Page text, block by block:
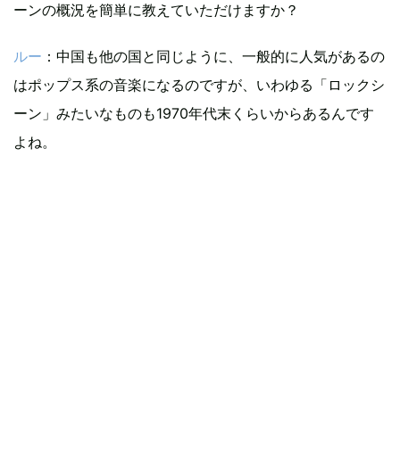
ーンの概況を簡単に教えていただけますか？
ルー ：中国も他の国と同じように、一般的に人気があるの
はポップス系の音楽になるのですが、いわゆる「ロックシ
ーン」みたいなものも1970年代末くらいからあるんです
よね。